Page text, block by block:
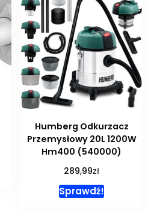
Humberg Odkurzacz
Przemysłowy 20L 1200W
Hm400 (540000)
289,99zł
Sprawdź!